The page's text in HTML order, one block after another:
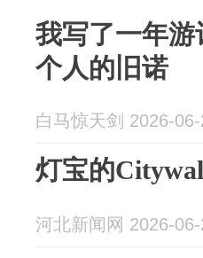
我写了一年
个人的旧诺
白马惊天剑 2026-06-
灯宝的
河北新闻网 2026-06-